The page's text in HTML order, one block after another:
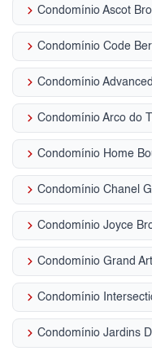
keyboard_arrow_right Condomínio Ascot
keyboard_arrow_right Condomínio Code
keyboard_arrow_right Condomínio
keyboard_arrow_right Condomínio Arco do
keyboard_arrow_right
keyboard_arrow_right Condomínio Chanel
keyboard_arrow_right Condomínio Joyce
keyboard_arrow_right Condomínio Grand
keyboard_arrow_right Condomínio
keyboard_arrow_right Condomínio Jardins